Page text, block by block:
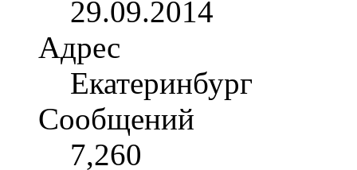
29.09.2014
Адрес
Екатеринбург
Сообщений
7,260